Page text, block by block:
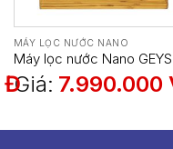
MÁY LỌC NƯỚC NANO
Máy lọc nước Nano
ECOLUX A
Giá: 7.990.000